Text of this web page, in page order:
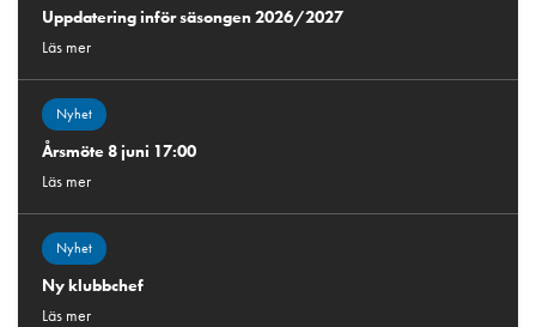
Uppdatering inför säsongen 2026/2027
Läs mer
Nyhet
Årsmöte 8 juni 17:00
Läs mer
Nyhet
Ny klubbchef
Läs mer